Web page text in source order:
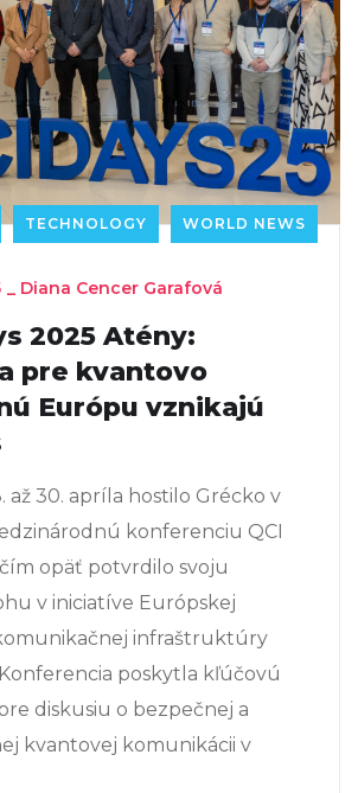
TECHNOLOGY WORLD NEWS
_ Diana Cencer Garafová
2025 Atény:
pre kvantovo
Európu vznikajú
až 30. apríla hostilo Grécko v
konferenciu QCI
čím opäť potvrdilo svoju
v iniciatíve Európskej
infraštruktúry
poskytla kľúčovú
diskusiu o bezpečnej a
kvantovej komunikácii v